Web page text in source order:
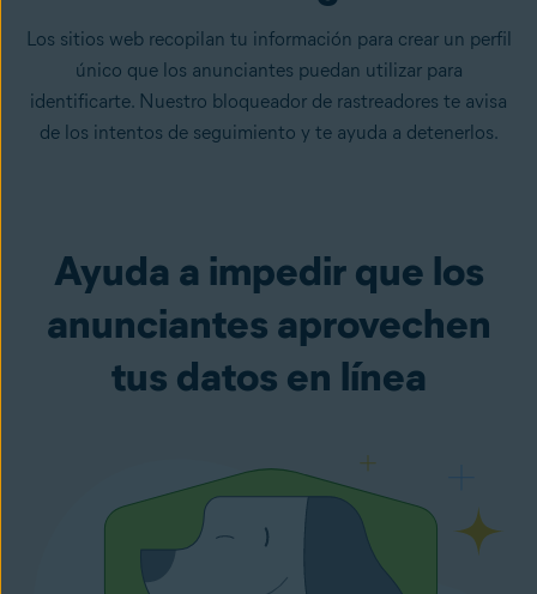
Los sitios web recopilan tu información para crear un perfil
único que los anunciantes puedan utilizar para
identificarte. Nuestro bloqueador de rastreadores te avisa
de los intentos de seguimiento y te ayuda a detenerlos.
Ayuda a impedir que los
anunciantes aprovechen
tus datos en línea